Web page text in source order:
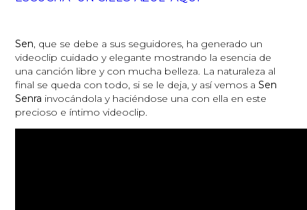
Sen , que se debe a sus seguidores, ha generado un
videoclip cuidado y elegante mostrando la esencia de
una canción libre y con mucha belleza. La naturaleza al
final se queda con todo, si se le deja, y así vemos aSen
Senra invocándola y haciéndose una con ella en este
precioso e íntimo videoclip.